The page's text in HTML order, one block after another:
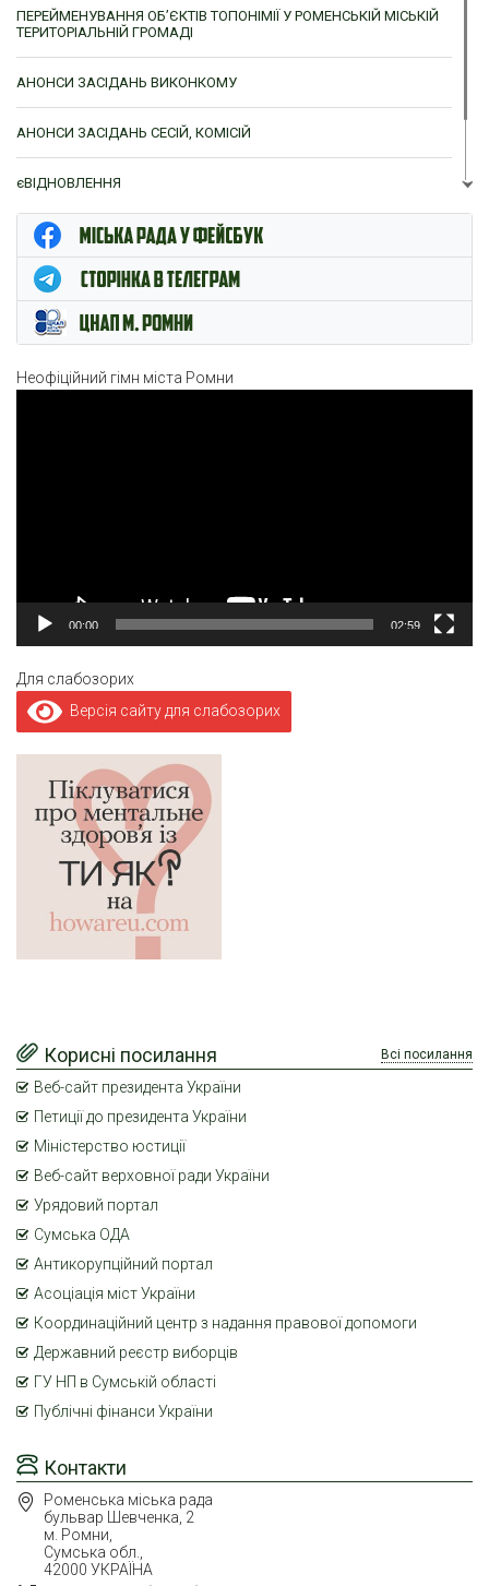
ПЕРЕЙМЕНУВАННЯ ОБ’ЄКТІВ ТОПОНІМІЇ У РОМЕНСЬКІЙ МІСЬКІЙ
ТЕРИТОРІАЛЬНІЙ ГРОМАДІ
АНОНСИ ЗАСІДАНЬ ВИКОНКОМУ
АНОНСИ ЗАСІДАНЬ СЕСІЙ, КОМІСІЙ
єВІДНОВЛЕННЯ
ЦНАП м. Ромни
Неофіційний гімн міста Ромни
00:00 02:59
Для слабозорих
Версія сайту для слабозорих
Контакти
Роменська міська рада
бульвар Шевченка, 2
м. Ромни,
Сумська обл.,
42000 УКРАЇНА
Корисні посилання Всі посилання
Веб-сайт президента України
Петиції до президента України
Міністерство юстиції
Веб-сайт верховної ради України
Урядовий портал
Сумська ОДА
Антикорупційний портал
Асоціація міст України
Координаційний центр з надання правової допомоги
Державний реєстр виборців
ГУ НП в Сумській області
Публічні фінанси України